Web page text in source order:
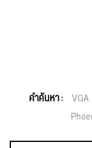
คำค้นหา : VGA